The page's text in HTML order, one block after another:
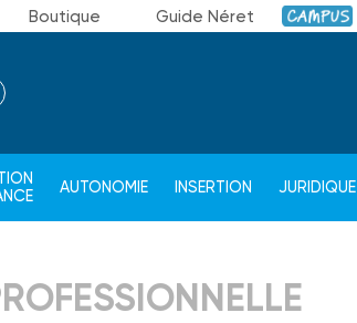
Boutique Guide Néret Campus
AUTONOMIE INSERTION JURIDIQUE